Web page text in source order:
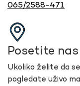
065/2588-471
Posetite nas
Ukoliko želite da
pogledate uživo